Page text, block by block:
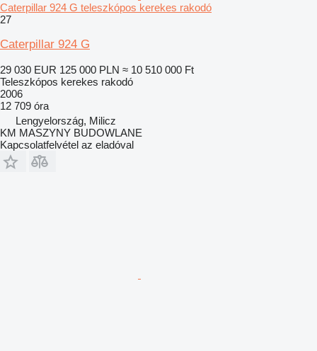
Caterpillar 924 G teleszkópos kerekes rakodó
27
Caterpillar 924 G
29 030 EUR 125 000 PLN ≈ 10 510 000 Ft
Teleszkópos kerekes rakodó
2006
12 709 óra
Lengyelország, Milicz
KM MASZYNY BUDOWLANE
Kapcsolatfelvétel az eladóval